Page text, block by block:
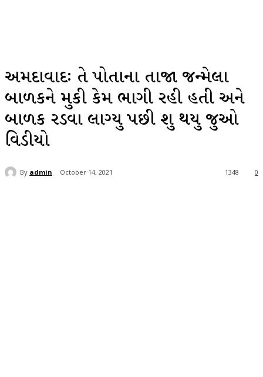
અમદાવાદઃ તે પોતાના તાજા જન્મેલા
બાળકને મુકી કેમ ભાગી રહી હતી અને
બાળક રડવા લાગ્યુ પછી શુ થયુ જુઓ
વિડીયો
By admin October 14, 2021 0
1348